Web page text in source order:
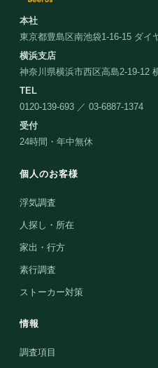
本社
東京都豊島区南池袋1-16-15 ダイ
横浜支店
神奈川県横浜市西区高島2-19-12
TEL
0120-139-693 ／ 03-6887-1374
受付
24時間・年中無休
個人のお客様
浮気調査
人探し・所在
家出・行方
素行調査
ストーカー対策
情報
調査項目